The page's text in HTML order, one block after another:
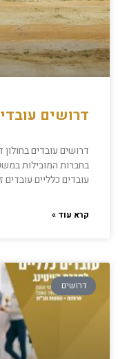
דרושים
דרושים עובדים
בחברות המובילות
עובדים כלליים
קרא עוד »
דרושים